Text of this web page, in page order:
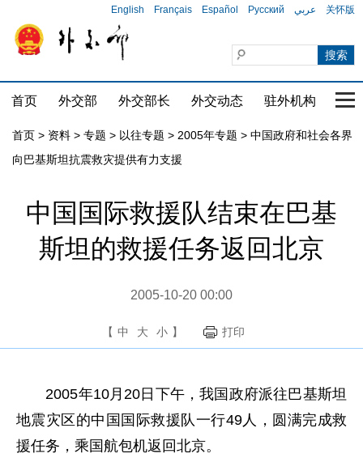
English Français Español Русский عربي 关怀版
首页 外交部 外交部长 外交动态 驻外机构 国
首页 > 资料 > 专题 > 以往专题 > 2005年专题 > 中国政府和社会各界
向巴基斯坦抗震救灾提供有力支援
中国国际救援队结束在巴基
斯坦的救援任务返回北京
2005-10-20 00:00
【 中 大 小 】 打印
2005年10月20日下午，我国政府派往巴基斯坦
地震灾区的中国国际救援队一行49人，圆满完成救
援任务，乘国航包机返回北京。